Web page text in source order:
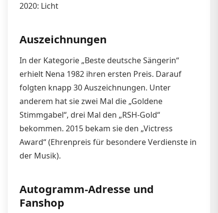
2020: Licht
Auszeichnungen
In der Kategorie „Beste deutsche Sängerin“
erhielt Nena 1982 ihren ersten Preis. Darauf
folgten knapp 30 Auszeichnungen. Unter
anderem hat sie zwei Mal die „Goldene
Stimmgabel“, drei Mal den „RSH-Gold“
bekommen. 2015 bekam sie den „Victress
Award“ (Ehrenpreis für besondere Verdienste in
der Musik).
Autogramm-Adresse und
Fanshop